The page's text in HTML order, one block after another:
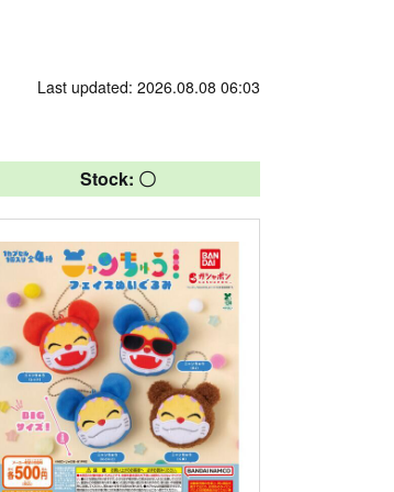
Last updated: 2026.08.08 06:03
Stock: 〇